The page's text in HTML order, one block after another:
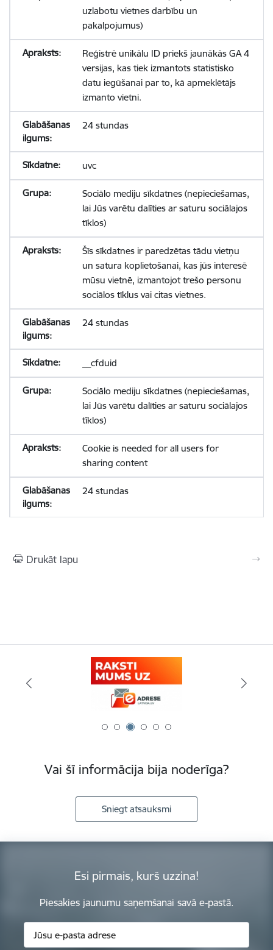
uzlabotu vietnes darbību un
pakalpojumus)
Reģistrē unikālu ID priekš jaunākās GA 4
versijas, kas tiek izmantots statistisko
datu iegūšanai par to, kā apmeklētājs
izmanto vietni.
24 stundas
uvc
Sociālo mediju sīkdatnes (nepieciešamas,
lai Jūs varētu dalīties ar saturu sociālajos
tīklos)
Šīs sīkdatnes ir paredzētas tādu vietņu
un satura koplietošanai, kas jūs interesē
mūsu vietnē, izmantojot trešo personu
sociālos tīklus vai citas vietnes.
24 stundas
__cfduid
Sociālo mediju sīkdatnes (nepieciešamas,
lai Jūs varētu dalīties ar saturu sociālajos
tīklos)
Cookie is needed for all users for
sharing content
24 stundas
Drukāt lapu
Vai šī informācija bija noderīga?
Sniegt atsauksmi
Esi pirmais, kurš uzzina!
Piesakies jaunumu saņemšanai savā e-pastā.